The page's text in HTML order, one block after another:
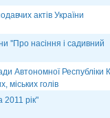
актів України
''Про насіння і садивний
Автономної Республіки
міських голів
рік"